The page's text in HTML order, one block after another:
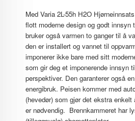
Med Varia 2L-55h H2O
flott moderne design og godt innsyn
bruker også varmen to ganger til å
den er installert og vannet til
imponerer ikke bare med sitt
som gir deg et imponerende innsyn
perspektiver. Den garanterer også
energibruk. Peisen kommer med
(hevedør) som gjør det ekstra
er nødvendig. Brennkammeret har